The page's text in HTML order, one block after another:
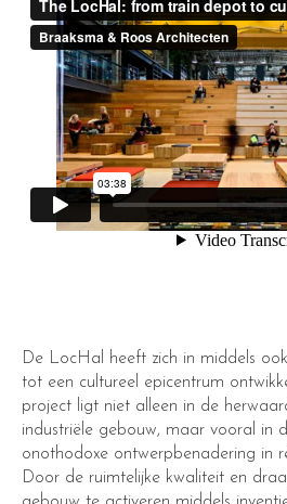
De LocHal heeft zich in middels
tot een cultureel epicentrum
project ligt niet alleen in de
industriële gebouw, maar vooral in
onothodoxe ontwerpbenadering in
Door de ruimtelijke kwaliteit en